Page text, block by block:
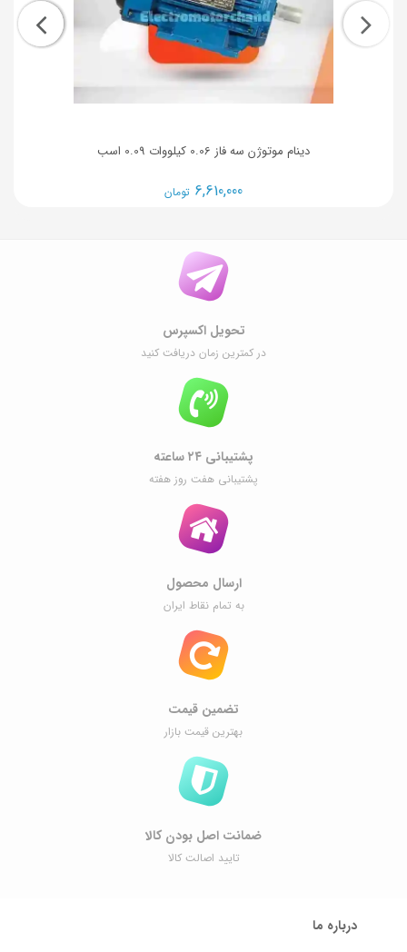
دینام موتوژن سه فاز 0.06 کیلووات 0.09 اسب
6,610,000 تومان
تحویل اکسپرس
در کمترین زمان دریافت کنید
پشتیبانی ۲۴ ساعته
پشتیبانی هفت روز هفته
ارسال محصول
به تمام نقاط ایران
تضمین قیمت
بهترین قیمت بازار
ضمانت اصل ‌بودن کالا
تایید اصالت کالا
درباره ما